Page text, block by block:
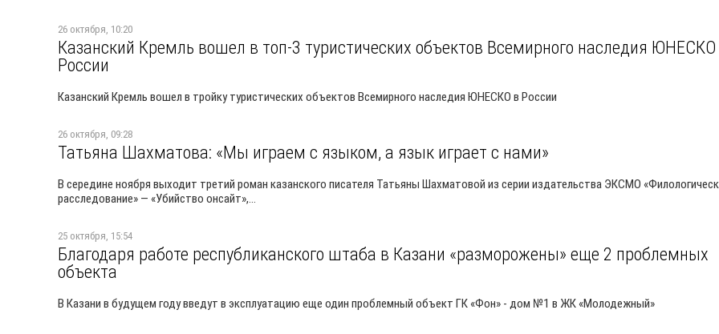
26 октября, 10:20
Казанский Кремль вошел в топ-3 туристических объектов Всемирного наследия
России
Казанский Кремль вошел в тройку туристических объектов Всемирного наследия ЮНЕСКО в России
26 октября, 09:28
Татьяна Шахматова: «Мы играем с языком, а язык играет с нами»
В середине ноября выходит третий роман казанского писателя Татьяны Шахматовой из серии издательства ЭКСМО
расследование» — «Убийство онсайт»,...
25 октября, 15:54
Благодаря работе республиканского штаба в Казани «разморожены» еще 2 проблемных
объекта
В Казани в будущем году введут в эксплуатацию еще один проблемный объект ГК «Фон» - дом №1 в ЖК «Молодежный»